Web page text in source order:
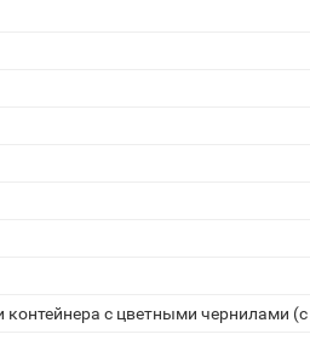
контейнера с цветными чернилами (с